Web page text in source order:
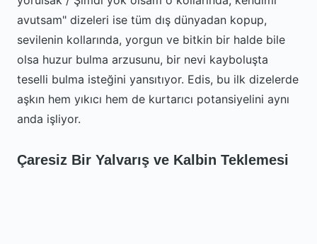
avutsam" dizeleri ise tüm dış dünyadan kopup,
sevilenin kollarında, yorgun ve bitkin bir halde bile
olsa huzur bulma arzusunu, bir nevi kayboluşta
teselli bulma isteğini yansıtıyor. Edis, bu ilk dizelerde
aşkın hem yıkıcı hem de kurtarıcı potansiyelini aynı
anda işliyor.
Çaresiz Bir Yalvarış ve Kalbin Teklemesi